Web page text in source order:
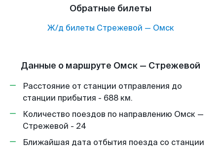
Обратные билеты
Ж/д билеты Стрежевой — Омск
Данные о маршруте Омск — Стрежевой
Расстояние от станции отправления до
станции прибытия - 688 км.
Количество поездов по направлению Омск —
Стрежевой - 24
Ближайшая дата отбытия поезда со станции